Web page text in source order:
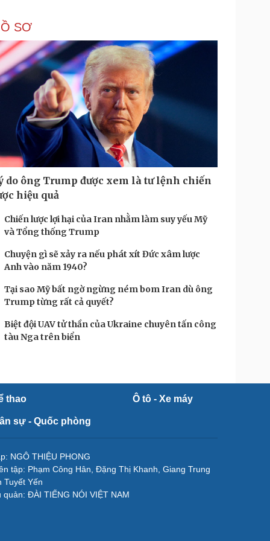
SƠ
do ông Trump được xem là tư lệnh chiến
hiệu quả
Chiến lược lợi hại của Iran nhằm làm suy yếu Mỹ
và Tổng thống Trump
Chuyện gì sẽ xảy ra nếu phát xít Đức xâm lược
Anh vào năm 1940?
Tại sao Mỹ bất ngờ ngừng ném bom Iran dù ông
Trump từng rất cả quyết?
Biệt đội UAV tử thần của Ukraine chuyên tấn công
tàu Nga trên biển
thao Ô tô - Xe máy
sự - Quốc phòng
NGÔ THIỆU PHONG
tập: Phạm Công Hân, Đặng Thị Khanh, Giang Trung
Tuyết Yến
quản: ĐÀI TIẾNG NÓI VIỆT NAM